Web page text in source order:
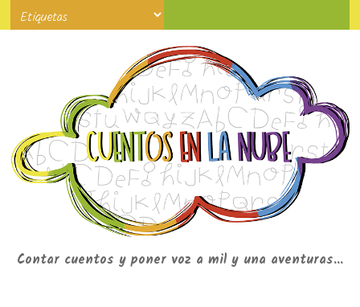
Contar cuentos y poner voz a mil y una aventuras...